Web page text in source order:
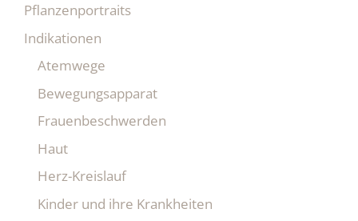
Pflanzenportraits
Indikationen
Atemwege
Bewegungsapparat
Frauenbeschwerden
Haut
Herz-Kreislauf
Kinder und ihre Krankheiten